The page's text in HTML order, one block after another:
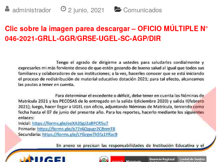
administrador 2 junio, 2021 Comunicados
Clic sobre la imagen parea descargar – OFICIO MÚLTIPLE N°
046-2021-GRLL-GGR/GRSE-UGEL-SC-AGP/DIR